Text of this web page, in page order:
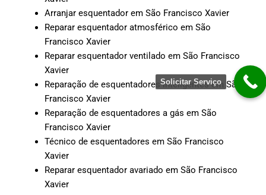
Arranjar esquentador em São Francisco Xavier
Reparar esquentador atmosférico em São
Francisco Xavier
Reparar esquentador ventilado em São Francisco
Xavier
Reparação de esquentadores inteligentes em São
Francisco Xavier
Reparação de esquentadores a gás em São
Francisco Xavier
Técnico de esquentadores em São Francisco
Xavier
Reparar esquentador avariado em São Francisco
Xavier
Solicitar Serviço